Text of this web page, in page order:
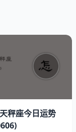
秤座今日运势